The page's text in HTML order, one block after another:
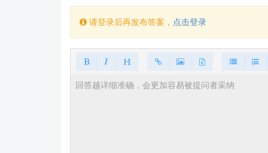
请登录后再发布答案， 点击登录